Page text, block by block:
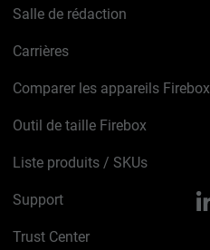
Salle de rédaction
Carrières
Comparer les appareils Firebox
Outil de taille Firebox
Liste produits / SKUs
Support
Trust Center